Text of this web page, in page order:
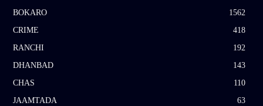
BOKARO
1562
CRIME
418
RANCHI
192
DHANBAD
143
CHAS
110
JAAMTADA
63